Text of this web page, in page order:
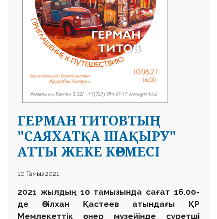
ГЕРМАН ТИТОВТЫҢ
"САЯХАТҚА ШАҚЫРУ"
АТТЫ ЖЕКЕ КӨРМЕСІ
10 Тамыз 2021
2021 жылдың 10 тамызында сағат 16.00-
де Әбілхан Қастеев атындағы ҚР
Мемлекеттік өнер музейінде суретші